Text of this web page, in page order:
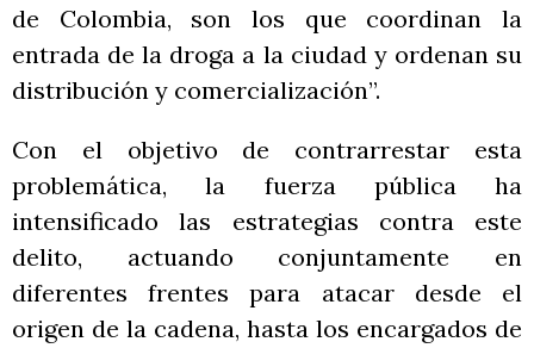
de Colombia, son los que coordinan la
entrada de la droga a la ciudad y ordenan su
distribución y comercialización”.
Con el objetivo de contrarrestar esta
problemática, la fuerza pública ha
intensificado las estrategias contra este
delito, actuando conjuntamente en
diferentes frentes para atacar desde el
origen de la cadena, hasta los encargados de